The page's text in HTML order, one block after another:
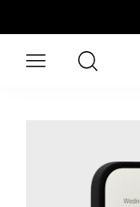
Ouvrir le menuRechercher